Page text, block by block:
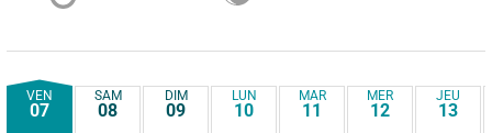
VEN
07
SAM
08
DIM
09
LUN
10
MAR
11
MER
12
JEU
13